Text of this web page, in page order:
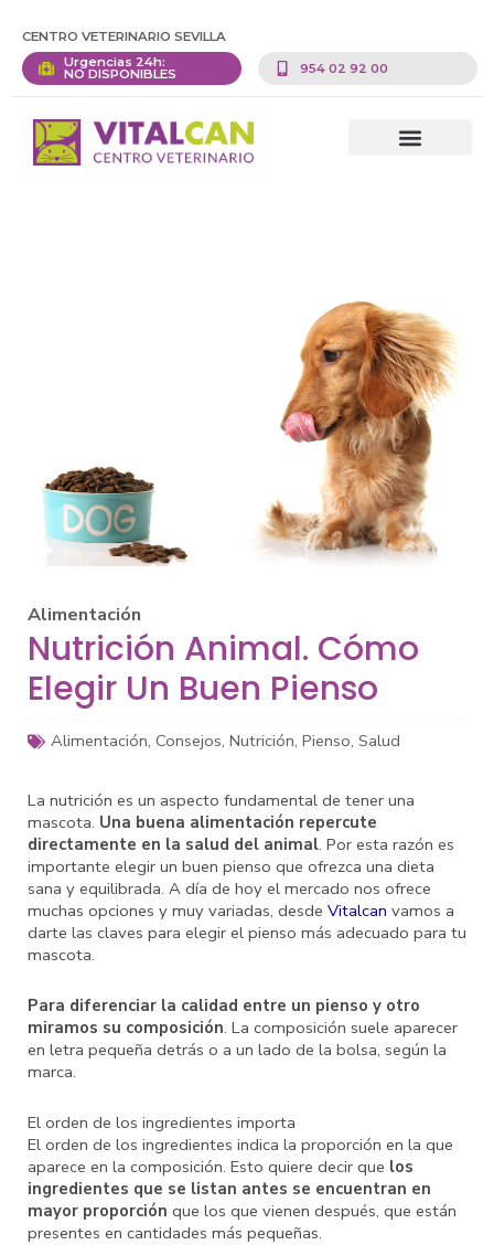
CENTRO VETERINARIO SEVILLA
Urgencias 24h:
NO DISPONIBLES 954 02 92 00
Alimentación
Nutrición Animal. Cómo
Elegir Un Buen Pienso
Alimentación, Consejos, Nutrición, Pienso, Salud
La nutrición es un aspecto fundamental de tener una
mascota. Una buena alimentación repercute
directamente en la salud del animal. Por esta razón es
importante elegir un buen pienso que ofrezca una dieta
sana y equilibrada. A día de hoy el mercado nos ofrece
muchas opciones y muy variadas, desde Vitalcan vamos a
darte las claves para elegir el pienso más adecuado para tu
mascota.
Para diferenciar la calidad entre un pienso y otro
miramos su composición. La composición suele aparecer
en letra pequeña detrás o a un lado de la bolsa, según la
marca.
El orden de los ingredientes importa
El orden de los ingredientes indica la proporción en la que
aparece en la composición. Esto quiere decir que los
ingredientes que se listan antes se encuentran en
mayor proporción que los que vienen después, que están
presentes en cantidades más pequeñas.